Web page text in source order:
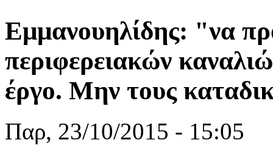
Εμμανουηλίδης: "να
περιφερειακών
έργο. Μην τους
Παρ, 23/10/2015 - 15:05